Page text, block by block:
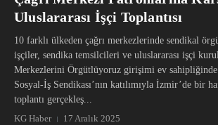
Uluslararası İşçi Toplantısı
10 farklı ülkeden çağrı merkezlerinde sendikal
işçiler, sendika temsilcileri ve uluslararası işçi
Merkezlerini Örgütlüyoruz girişimi ev
Sosyal-İş Sendikası’nın katılımıyla İzmir’de bir
toplantı gerçekleş...
KG Haber
17 Aralık 2025